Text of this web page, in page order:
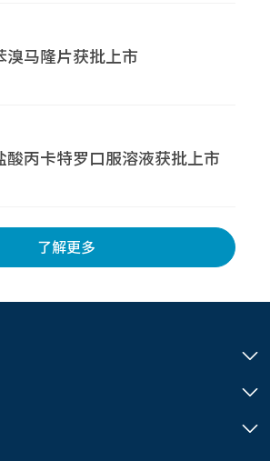
溴马隆片获批上市
酸丙卡特罗口服溶液获批上市
了解更多